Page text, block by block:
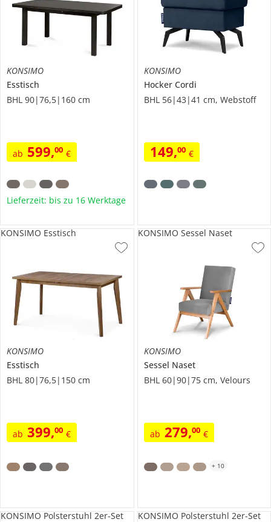
KONSIMO
Esstisch
BHL 90|76,5|160 cm
ab 599,00 €
Lieferzeit: bis zu 16 Werktage
KONSIMO
Hocker Cordi
BHL 56|43|41 cm, Webstoff
149,00 €
KONSIMO
Esstisch
BHL 80|76,5|150 cm
ab 399,00 €
KONSIMO Esstisch
KONSIMO
Sessel Naset
BHL 60|90|75 cm, Velours
ab 279,00 €
KONSIMO Sessel Naset
+ 10
KONSIMO Polsterstuhl 2er-Set KONSIMO Polsterstuhl 2er-Set